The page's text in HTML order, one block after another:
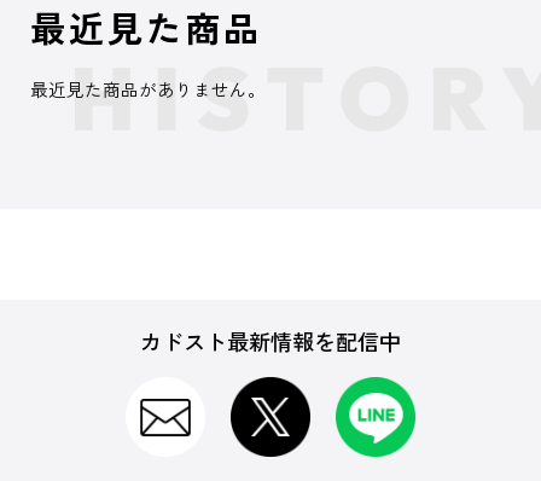
最近見た商品
最近見た商品がありません。
カドスト最新情報を配信中